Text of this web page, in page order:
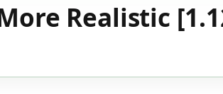
Realistic